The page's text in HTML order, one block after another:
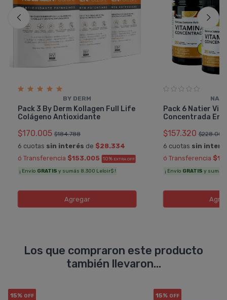
BY DERM
Pack 3 By Derm Kollagen Full Life
Colágeno Antioxidante
$170.005 $184.788
6 cuotas sin interés de $28.334
ó Transferencia $153.005 10% EXTRA OFF
¡ Envío GRATIS y sumás 8.300 Leloir$ !
Agregar
Pack 6 Natier
Concentrada En
$157.320 $228.000
6 cuotas sin
ó Transferencia
¡ Envío GRATIS y sumás
Los que compraron este producto
también llevaron...
15% OFF 15% OFF